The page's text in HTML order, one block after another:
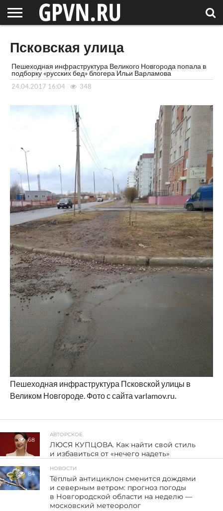
СОСЕДЕЙ
/ МИР
Псковская улица
Пешеходная инфраструктура Великого Новгорода попала в
подборку «русских бед» блогера Ильи Варламова
24.04.2017 16:04 348
Пешеходная инфраструктура Псковской улицы в
Великом Новгороде. Фото с сайта varlamov.ru.
68
АВТОРСКОЕ
ЛЮСЯ КУПЦОВА. Как найти свой стиль
и избавиться от «нечего надеть»
84
НОВОСТИ
Тёплый антициклон сменится дождями
и северным ветром: прогноз погоды
в Новгородской области на неделю —
московский метеоролог